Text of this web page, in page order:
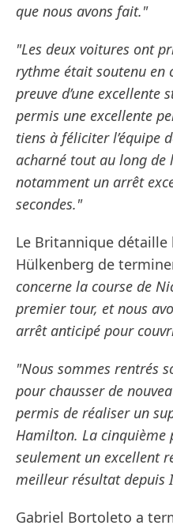
que nous avons fait."
"Les deux voitures ont
rythme était soutenu en
preuve d’une excellente
permis une excellente
tiens à féliciter l’équipe
acharné tout au long de
notamment un arrêt
secondes."
Le Britannique détaille
Hülkenberg de
concerne la course de
premier tour, et nous
arrêt anticipé pour
"Nous sommes rentrés
pour chausser de
permis de réaliser un
Hamilton. La cinquième
seulement un excellent
meilleur résultat depuis
Gabriel Bortoleto a